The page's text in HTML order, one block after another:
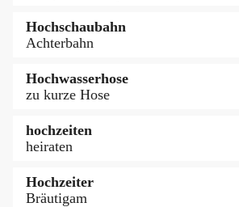
Hochschaubahn
Achterbahn
Hochwasserhose
zu kurze Hose
hochzeiten
heiraten
Hochzeiter
Bräutigam